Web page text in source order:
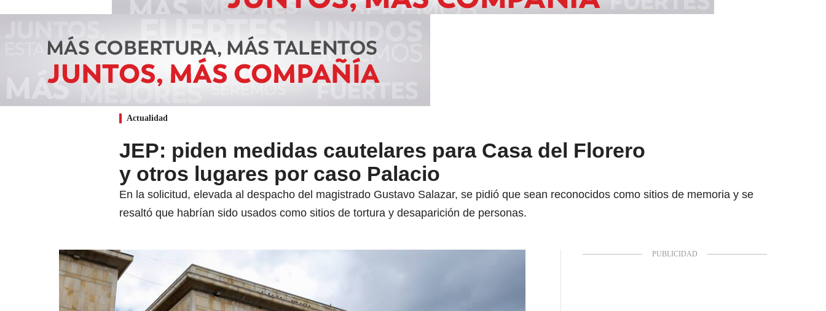
Actualidad
JEP: piden medidas cautelares para Casa del Florero
y otros lugares por caso Palacio
En la solicitud, elevada al despacho del magistrado Gustavo Salazar, se pidió que sean reconocidos como sitios de memoria y se
resaltó que habrían sido usados como sitios de tortura y desaparición de personas.